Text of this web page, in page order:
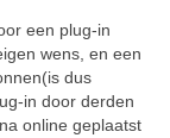
een plug-in
wens, en een
dus
in door derden
online geplaatst